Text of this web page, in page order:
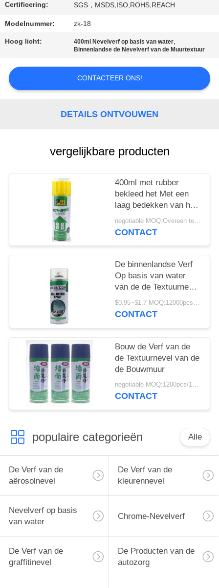
EEN
CITAAT
Certificering: SGS，MSDS,ISO,ROHS,REACH
Modelnummer: zk-18
Hoog licht: 400ml Nevelverf op basis van water,
Binnenlandse de Nevelverf van de Muurtextuur
CONTACTEER ONS!
DETAILS ONTVOUWEN
vergelijkbare producten
400ml met rubber
bekleed het Met een
laag bedekken van het
Aërosolverf van de
Lekkurk
negotiable MOQ:Overeen te komen
CONTACT
De binnenlandse Verf
Op basis van water
van de de Textuurnevel
van de Plafondmuur
$0.95~$1.7 MOQ:12000pcs/1000ctns
CONTACT
Bouw de Verf van de
de Textuurnevel van de
de Bouwmuur
negotiable MOQ:1200pcs/100ctns voor elke kleur
CONTACT
populaire categorieën Alle
De Verf van de
aërosolnevel
De Verf van de
kleurennevel
Nevelverf op basis
van water
Chrome-Nevelverf
De Verf van de
graffitinevel
De Producten van de
autozorg